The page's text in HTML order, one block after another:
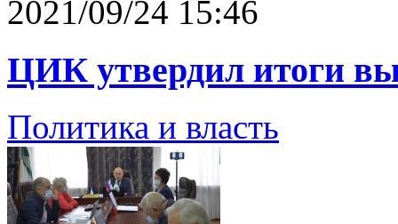
2021/09/24 15:46
ЦИК утвердил итоги
Политика и власть